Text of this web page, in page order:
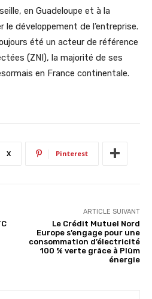
en Guadeloupe et à la
le développement de l’entreprise.
été un acteur de référence
(ZNI), la majorité de ses
en France continentale.
X Pinterest
ARTICLE SUIVANT
Le Crédit Mutuel Nord
Europe s’engage pour une
consommation d’électricité
100 % verte grâce à Plüm
énergie